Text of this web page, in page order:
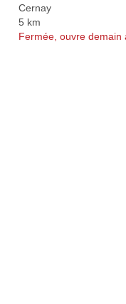
Cernay
5 km
Fermée, ouvre demain